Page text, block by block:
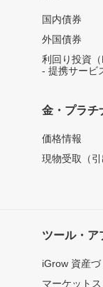
国内債券
外国債券
利回り投資（
- 提携サービ
金・プラチ
価格情報
現物受取（引
ツール・ア
iGrow 資産づ
マーケット